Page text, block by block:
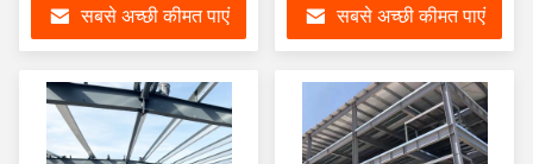
सबसे अच्छी कीमत पाएं सबसे अच्छी कीमत पाएं